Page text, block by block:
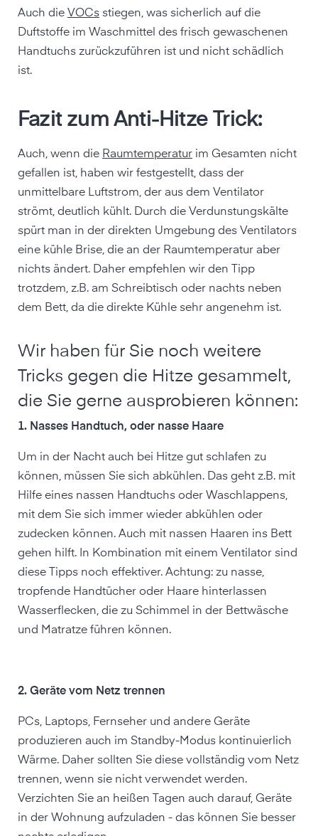
Auch die VOCs stiegen, was sicherlich auf die
Duftstoffe im Waschmittel des frisch gewaschenen
Handtuchs zurückzuführen ist und nicht schädlich
ist.
Fazit zum Anti-Hitze Trick:
Auch, wenn die Raumtemperatur im Gesamten nicht
gefallen ist, haben wir festgestellt, dass der
unmittelbare Luftstrom, der aus dem Ventilator
strömt, deutlich kühlt. Durch die Verdunstungskälte
spürt man in der direkten Umgebung des Ventilators
eine kühle Brise, die an der Raumtemperatur aber
nichts ändert. Daher empfehlen wir den Tipp
trotzdem, z.B. am Schreibtisch oder nachts neben
dem Bett, da die direkte Kühle sehr angenehm ist.
Wir haben für Sie noch weitere
Tricks gegen die Hitze gesammelt,
die Sie gerne ausprobieren können:
1. Nasses Handtuch, oder nasse Haare
Um in der Nacht auch bei Hitze gut schlafen zu
können, müssen Sie sich abkühlen. Das geht z.B. mit
Hilfe eines nassen Handtuchs oder Waschlappens,
mit dem Sie sich immer wieder abkühlen oder
zudecken können. Auch mit nassen Haaren ins Bett
gehen hilft. In Kombination mit einem Ventilator sind
diese Tipps noch effektiver. Achtung: zu nasse,
tropfende Handtücher oder Haare hinterlassen
Wasserflecken, die zu Schimmel in der Bettwäsche
und Matratze führen können.
2. Geräte vom Netz trennen
PCs, Laptops, Fernseher und andere Geräte
produzieren auch im Standby-Modus kontinuierlich
Wärme. Daher sollten Sie diese vollständig vom Netz
trennen, wenn sie nicht verwendet werden.
Verzichten Sie an heißen Tagen auch darauf, Geräte
in der Wohnung aufzuladen - das können Sie besser